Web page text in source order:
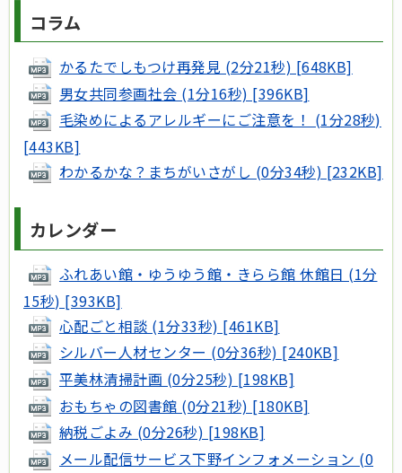
コラム
かるたでしもつけ再発見 (2分21秒) [648KB]
男女共同参画社会 (1分16秒) [396KB]
毛染めによるアレルギーにご注意を！ (1分28秒)
[443KB]
わかるかな？まちがいさがし (0分34秒) [232KB]
カレンダー
ふれあい館・ゆうゆう館・きらら館 休館日 (1分
15秒) [393KB]
心配ごと相談 (1分33秒) [461KB]
シルバー人材センター (0分36秒) [240KB]
平美林清掃計画 (0分25秒) [198KB]
おもちゃの図書館 (0分21秒) [180KB]
納税ごよみ (0分26秒) [198KB]
メール配信サービス下野インフォメーション (0